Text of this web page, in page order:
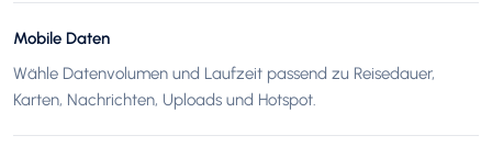
Mobile Daten
Wähle Datenvolumen und Laufzeit passend zu Reisedauer,
Karten, Nachrichten, Uploads und Hotspot.